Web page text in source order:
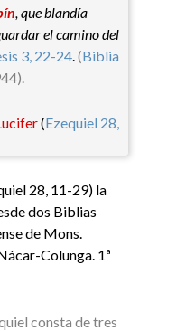
, que blandía
el camino del
3, 22-24.(Biblia
(Ezequiel 28,
28, 11-29) la
dos Biblias
de Mons.
Colunga. 1ª
consta de tres